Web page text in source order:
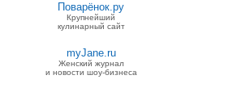
Поварёнок.ру
Крупнейший
кулинарный сайт
myJane.ru
Женский журнал
и новости шоу-бизнеса